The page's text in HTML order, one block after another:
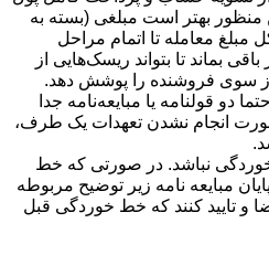
بهتر است مبلغی (بسته به
تا اتمام مراحل
تا بتواند ریسک‌هایی از
فروشنده را پوشش دهد.
یا مبایعه‌نامه جدا
نشدن تعهدات یک طرف،
نباشد. در صورتی که خط
نامه زیر توضیح مربوطه
کنند که خط خوردگی قبل